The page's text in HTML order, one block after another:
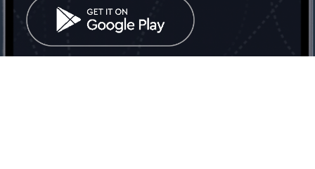
Միացյալ
Թագավորություն: Մենք
գործընկեր ենք
փնտրում
Հայաստանում
ցանցում